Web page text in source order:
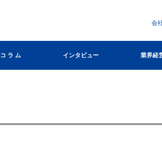
会
コ ラ ム インタビュー 業界経